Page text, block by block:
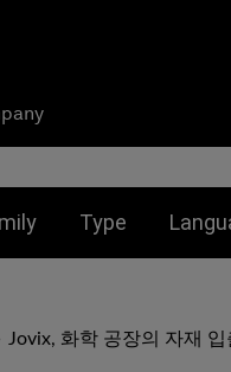
Type
Jovix, 화학 공장의 자재